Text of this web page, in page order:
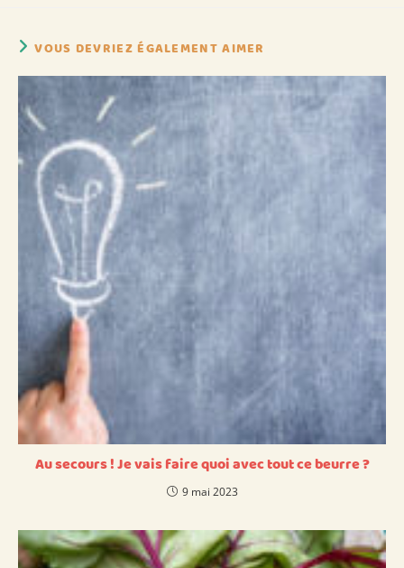
VOUS DEVRIEZ ÉGALEMENT AIMER
Au secours ! Je vais faire quoi avec tout ce beurre ?
9 mai 2023